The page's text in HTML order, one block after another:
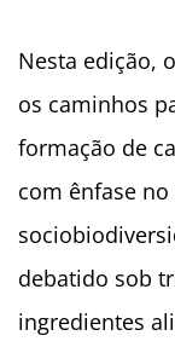
Nesta edição,
os caminhos
formação de
com ênfase
debatido sob
ingredientes